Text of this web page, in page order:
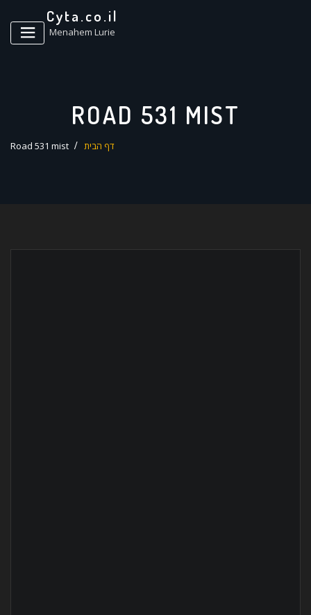
Cyta.co.il
Menahem Lurie
ROAD 531 MIST
דף הבית Road 531 mist